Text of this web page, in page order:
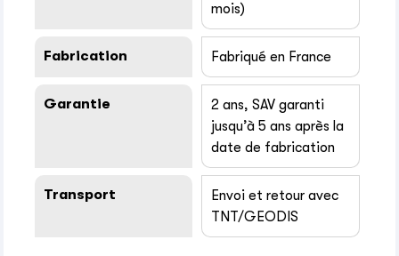
mois)
Fabrication Fabriqué en France
Garantie
2 ans, SAV garanti
jusqu’à 5 ans après la
date de fabrication
Transport
Envoi et retour avec
TNT/GEODIS